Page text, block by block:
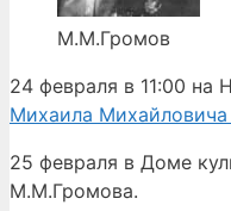
М.М.Громов
24 февраля в 11:00 на
Михаила
25 февраля в Доме
М.М.Громова.